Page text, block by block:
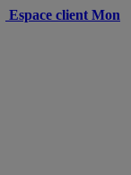
Espace client Mon